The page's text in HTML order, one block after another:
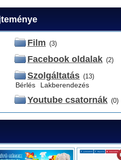
Film (3)
Facebook oldalak (2)
Szolgáltatás (13)
Bérlés Lakberendezés
Youtube csatornák (0)